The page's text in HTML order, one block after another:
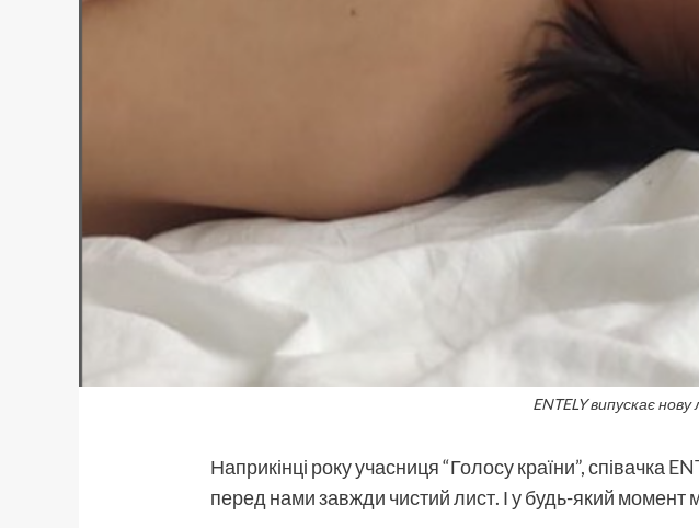
ENTELY випускає
Наприкінці року учасниця “Голосу країни”, співачка
перед нами завжди чистий лист. І у будь-який момент